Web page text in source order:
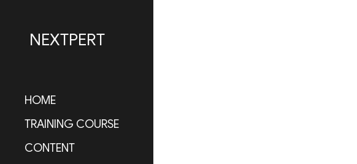
NEXTPERT
HOME
TRAINING COURSE
CONTENT